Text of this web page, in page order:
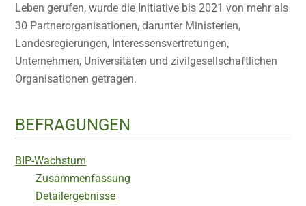
Leben gerufen, wurde die Initiative bis 2021 von mehr als
30 Partnerorganisationen, darunter Ministerien,
Landesregierungen, Interessensvertretungen,
Unternehmen, Universitäten und zivilgesellschaftlichen
Organisationen getragen.
BEFRAGUNGEN
BIP-Wachstum
Zusammenfassung
Detailergebnisse